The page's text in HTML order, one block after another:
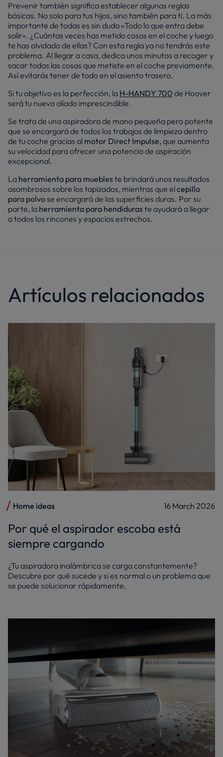
Prevenir también significa establecer algunas reglas
básicas. No solo para tus hijos, sino también para ti. La más
importante de todas es sin duda «Todo lo que entra debe
salir». ¿Cuántas veces has metido cosas en el coche y luego
te has olvidado de ellas? Con esta regla ya no tendrás este
problema. Al llegar a casa, dedica unos minutos a recoger y
sacar todas las cosas que metiste en el coche previamente.
Así evitarás tener de todo en el asiento trasero.
Si tu objetivo es la perfección, la H-HANDY 700 de Hoover
será tu nuevo aliado imprescindible.
Se trata de una aspiradora de mano pequeña pero potente
que se encargará de todos los trabajos de limpieza dentro
de tu coche gracias al motor Direct Impulse,que aumenta
su velocidad para ofrecer una potencia de aspiración
excepcional.
La herramienta para muebleste brindará unos resultados
asombrosos sobre los tapizados, mientras que elcepillo
para polvose encargará de las superficies duras. Por su
parte, la herramienta para hendiduraste ayudará a llegar
a todos los rincones y espacios estrechos.
Artículos relacionados
Home ideas 16 March 2026
Por qué el aspirador escoba está
siempre cargando
¿Tu aspiradora inalámbrica se carga constantemente?
Descubre por qué sucede y si es normal o un problema que
se puede solucionar rápidamente.